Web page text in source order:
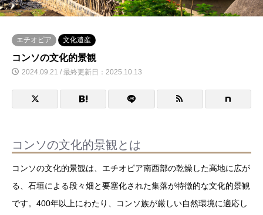
エチオピア 文化遺産
コンソの文化的景観
2024.09.21 / 最終更新日：2025.10.13
コンソの文化的景観とは
コンソの文化的景観は、エチオピア南西部の乾燥した高地に広が
る、石垣による段々畑と要塞化された集落が特徴的な文化的景観
です。400年以上にわたり、コンソ族が厳しい自然環境に適応し